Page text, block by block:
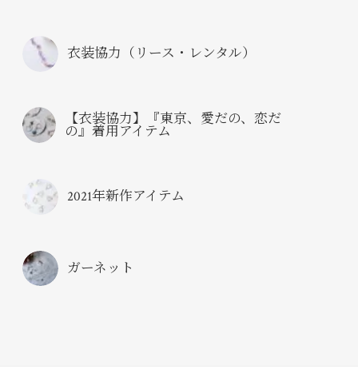
衣装協力（リース・レンタル）
【衣装協力】『東京、愛だの、恋だ
の』着用アイテム
2021年新作アイテム
ガーネット